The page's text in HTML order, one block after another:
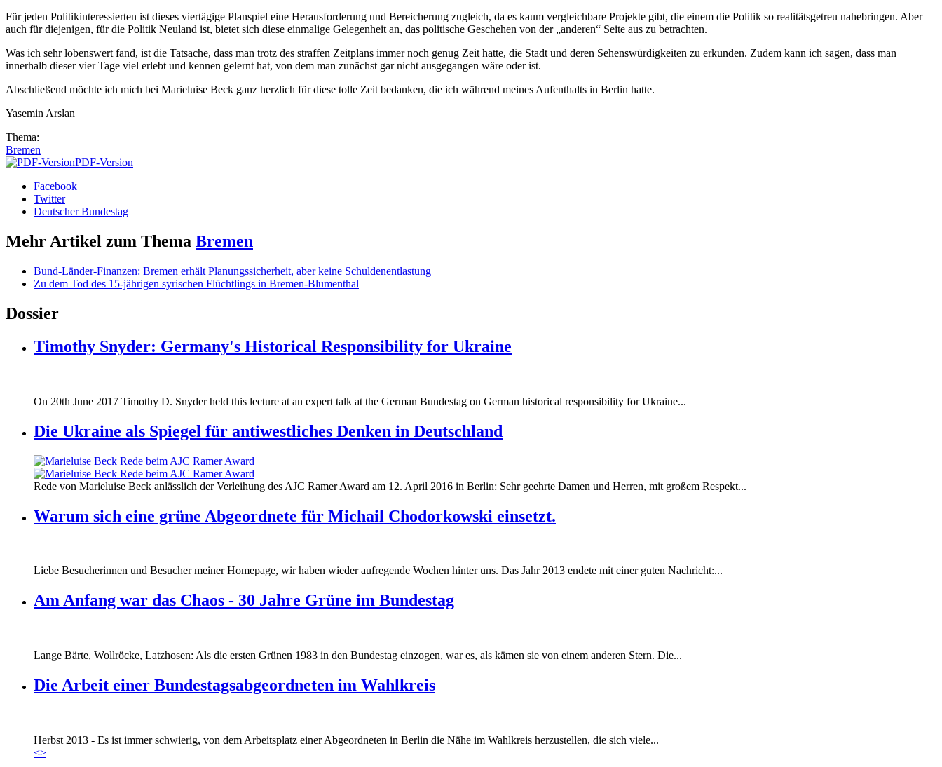
Für jeden Politikinteressierten ist dieses viertägige Planspiel eine Herausforderung und Bereicherung zugleich, da es kaum vergleichbare Projekte gibt, die einem die Politik so realitätsgetreu nahebringen. Aber
auch für diejenigen, für die Politik Neuland ist, bietet sich diese einmalige Gelegenheit an, das politische Geschehen von der „anderen“ Seite aus zu betrachten.
Was ich sehr lobenswert fand, ist die Tatsache, dass man trotz des straffen Zeitplans immer noch genug Zeit hatte, die Stadt und deren Sehenswürdigkeiten zu erkunden. Zudem kann ich sagen, dass man
innerhalb dieser vier Tage viel erlebt und kennen gelernt hat, von dem man zunächst gar nicht ausgegangen wäre oder ist.
Abschließend möchte ich mich bei Marieluise Beck ganz herzlich für diese tolle Zeit bedanken, die ich während meines Aufenthalts in Berlin hatte.
Yasemin Arslan
Thema:
Bremen
PDF-Version
Facebook
Twitter
Deutscher Bundestag
Mehr Artikel zum Thema Bremen
Bund-Länder-Finanzen: Bremen erhält Planungssicherheit, aber keine Schuldenentlastung
Zu dem Tod des 15-jährigen syrischen Flüchtlings in Bremen-Blumenthal
Dossier
Timothy Snyder: Germany's Historical Responsibility for Ukraine
170620_fg_ukraine_timothy_snyder.jpg
170620_fg_ukraine_timothy_snyder.jpg
On 20th June 2017 Timothy D. Snyder held this lecture at an expert talk at the German Bundestag on German historical responsibility for Ukraine...
Die Ukraine als Spiegel für antiwestliches Denken in Deutschland
160412_ramer_award.jpg
160412_ramer_award.jpg
Rede von Marieluise Beck anlässlich der Verleihung des AJC Ramer Award am 12. April 2016 in Berlin: Sehr geehrte Damen und Herren, mit großem Respekt...
Warum sich eine grüne Abgeordnete für Michail Chodorkowski einsetzt.
Liebe Besucherinnen und Besucher meiner Homepage, wir haben wieder aufregende Wochen hinter uns. Das Jahr 2013 endete mit einer guten Nachricht:...
Am Anfang war das Chaos - 30 Jahre Grüne im Bundestag
Lange Bärte, Wollröcke, Latzhosen: Als die ersten Grünen 1983 in den Bundestag einzogen, war es, als kämen sie von einem anderen Stern. Die...
Die Arbeit einer Bundestagsabgeordneten im Wahlkreis
Marie_und_Wahlkreis.jpg
Marie_und_Wahlkreis.jpg
Herbst 2013 - Es ist immer schwierig, von dem Arbeitsplatz einer Abgeordneten in Berlin die Nähe im Wahlkreis herzustellen, die sich viele...
<>